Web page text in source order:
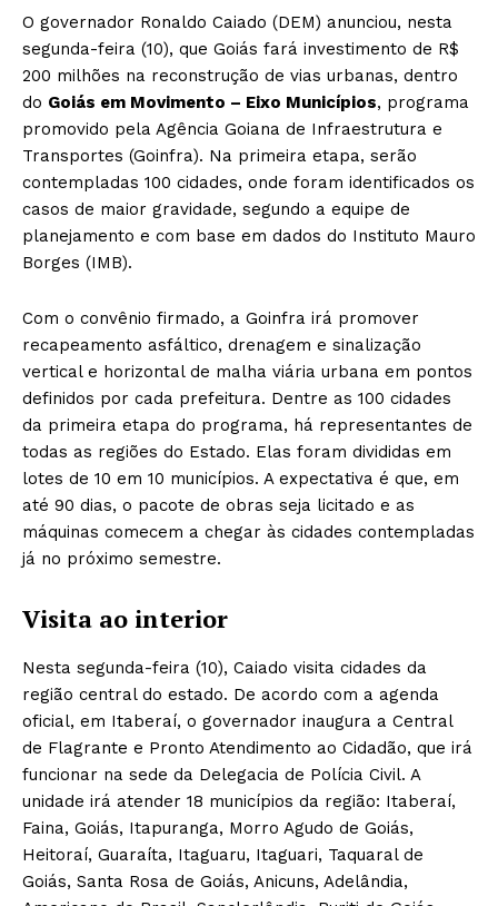
O governador Ronaldo Caiado (DEM) anunciou, nesta
segunda-feira (10), que Goiás fará investimento de R$
200 milhões na reconstrução de vias urbanas, dentro
do Goiás em Movimento – Eixo Municípios, programa
promovido pela Agência Goiana de Infraestrutura e
Transportes (Goinfra). Na primeira etapa, serão
contempladas 100 cidades, onde foram identificados os
casos de maior gravidade, segundo a equipe de
planejamento e com base em dados do Instituto Mauro
Borges (IMB).
Com o convênio firmado, a Goinfra irá promover
recapeamento asfáltico, drenagem e sinalização
vertical e horizontal de malha viária urbana em pontos
definidos por cada prefeitura. Dentre as 100 cidades
da primeira etapa do programa, há representantes de
todas as regiões do Estado. Elas foram divididas em
lotes de 10 em 10 municípios. A expectativa é que, em
até 90 dias, o pacote de obras seja licitado e as
máquinas comecem a chegar às cidades contempladas
já no próximo semestre.
Visita ao interior
Nesta segunda-feira (10), Caiado visita cidades da
região central do estado. De acordo com a agenda
oficial, em Itaberaí, o governador inaugura a Central
de Flagrante e Pronto Atendimento ao Cidadão, que irá
funcionar na sede da Delegacia de Polícia Civil. A
unidade irá atender 18 municípios da região: Itaberaí,
Faina, Goiás, Itapuranga, Morro Agudo de Goiás,
Heitoraí, Guaraíta, Itaguaru, Itaguari, Taquaral de
Goiás, Santa Rosa de Goiás, Anicuns, Adelândia,